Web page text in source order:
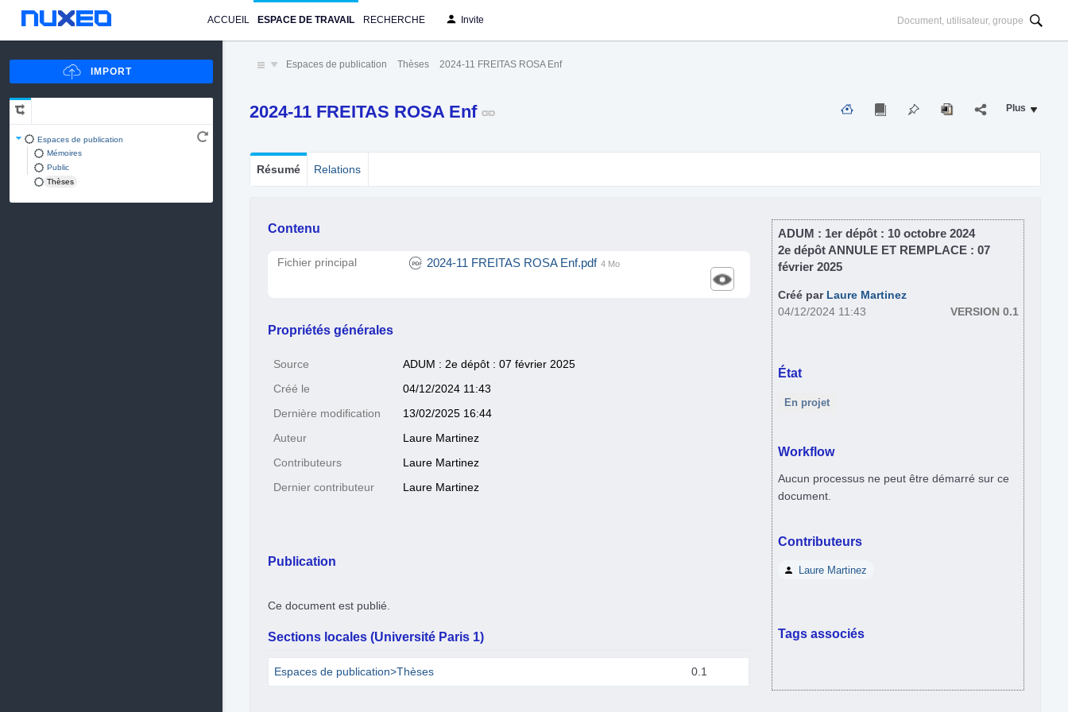
ACCUEIL ESPACE DE TRAVAIL RECHERCHE Invite
Espaces de publication
Mémoires
Public
Thèses
Espaces de publication Thèses 2024-11 FREITAS ROSA Enf
2024-11 FREITAS ROSA Enf Plus
Résumé Relations
Contenu
Fichier principal 2024-11 FREITAS ROSA Enf.pdf 4 Mo
Propriétés générales
Source ADUM : 2e dépôt : 07 février 2025
Créé le 04/12/2024 11:43
Dernière modification 13/02/2025 16:44
Auteur Laure Martinez
Contributeurs Laure Martinez
Dernier contributeur Laure Martinez
Publication
Ce document est publié.
Sections locales (Université Paris 1)
Espaces de publication>Thèses 0.1
ADUM : 1er dépôt : 10 octobre 2024
2e dépôt ANNULE ET REMPLACE : 07
février 2025
Créé par Laure Martinez
04/12/2024 11:43
VERSION 0.1
État
En projet
Workflow
Aucun processus ne peut être démarré sur ce
document.
Contributeurs
Laure Martinez
Tags associés